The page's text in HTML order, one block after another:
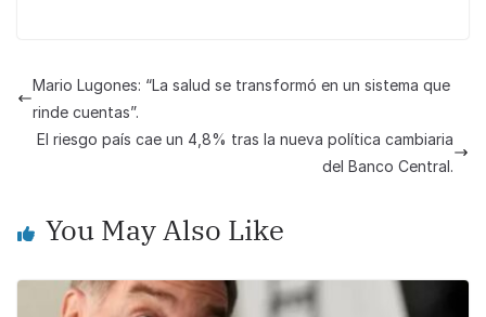
e
b
o
k
s
A
p
y
n
e
Mario Lugones: “La salud se transformó en un sistema que
rinde cuentas”.
El riesgo país cae un 4,8% tras la nueva política cambiaria
del Banco Central.
You May Also Like